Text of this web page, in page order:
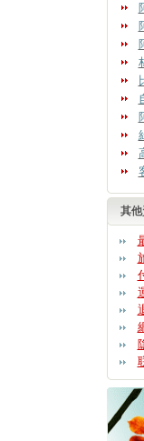
其